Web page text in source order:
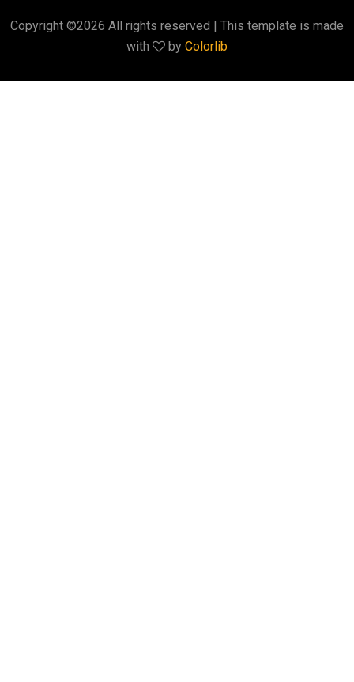
Copyright ©2026 All rights reserved | This template is made
with
by Colorlib